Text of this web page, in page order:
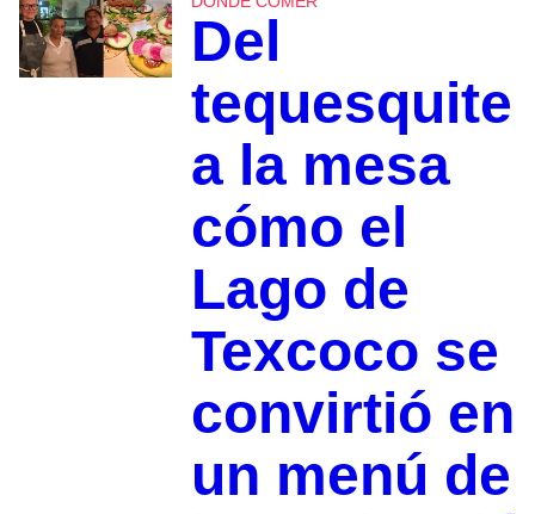
Del
tequesquite
a la mesa
cómo el
Lago de
Texcoco se
convirtió en
un menú de